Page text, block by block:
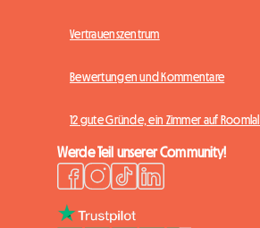
Vertrauenszentrum
Bewertungen und Kommentare
12 gute Gründe, ein Zimmer auf
Werde Teil unserer Community!